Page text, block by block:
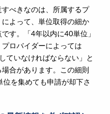
べきなのは、所属するプ
よって、単位取得の細か
す。「4年以内に40単位」
ロバイダーによっては
ていなければならない」と
合があります。この細則
を集めても申請が却下さ